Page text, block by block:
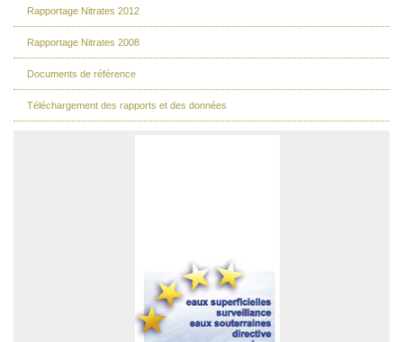
Rapportage Nitrates 2012
Rapportage Nitrates 2008
Documents de référence
Téléchargement des rapports et des données